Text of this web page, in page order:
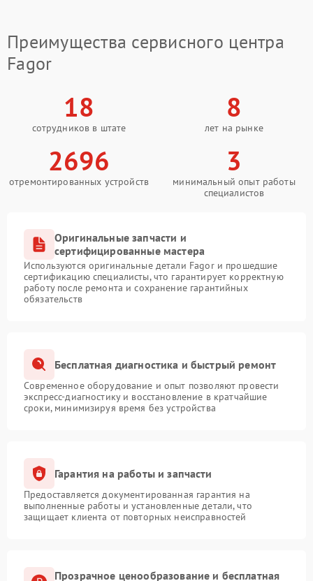
Преимущества сервисного центра
Fagor
18
сотрудников в штате
8
лет на рынке
2696
отремонтированных устройств
3
минимальный опыт работы
специалистов
Оригинальные запчасти и
сертифицированные мастера
Используются оригинальные детали Fagor и прошедшие
сертификацию специалисты, что гарантирует корректную
работу после ремонта и сохранение гарантийных
обязательств
Бесплатная диагностика и быстрый ремонт
Современное оборудование и опыт позволяют провести
экспресс-диагностику и восстановление в кратчайшие
сроки, минимизируя время без устройства
Гарантия на работы и запчасти
Предоставляется документированная гарантия на
выполненные работы и установленные детали, что
защищает клиента от повторных неисправностей
Прозрачное ценообразование и бесплатная